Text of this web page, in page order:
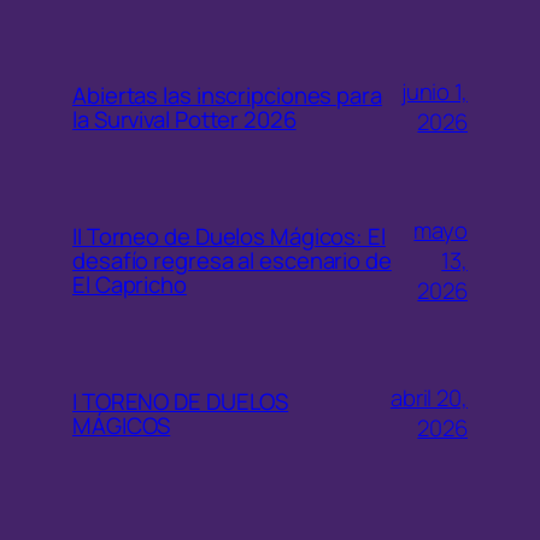
Abiertas las inscripciones para
la Survival Potter 2026
junio 1,
2026
II Torneo de Duelos Mágicos: El
desafío regresa al escenario de
El Capricho
mayo
13,
2026
I TORENO DE DUELOS
MÁGICOS
abril 20,
2026